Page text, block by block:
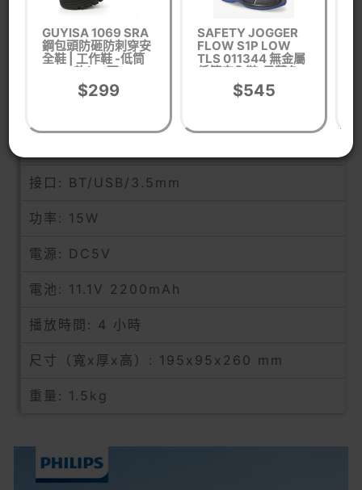
產品參數
接口: BT/USB/3.5mm
功率: 15W
電源: DC5V
電池: 11.1V 2200mAh
播放時間: 4 小時
尺寸（寬x厚x高）: 195x95x260 mm
重量: 1.5kg
GUYISA 1069 SRA
鋼包頭防砸防刺穿安
全鞋 | 工作鞋 -低筒
款(38碼)
$299
SAFETY JOGGER
FLOW S1P LOW
TLS 011344 無金屬
低筒安全鞋(黑藍色)
- 44碼 | SJ 抗菌防臭
鞋墊 | 複合安全鞋頭
$545